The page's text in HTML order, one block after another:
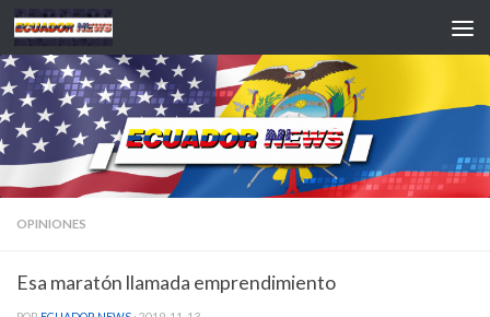
Saltar al contenido
OPINIONES
Esa maratón llamada emprendimiento